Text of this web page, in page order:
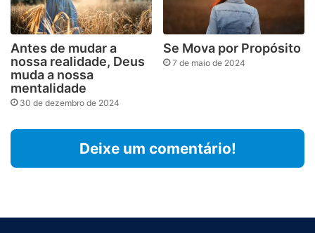
Antes de mudar a
nossa realidade, Deus
muda a nossa
mentalidade
30 de dezembro de 2024
Se Mova por Propósito
7 de maio de 2024
Deixe um comentário!